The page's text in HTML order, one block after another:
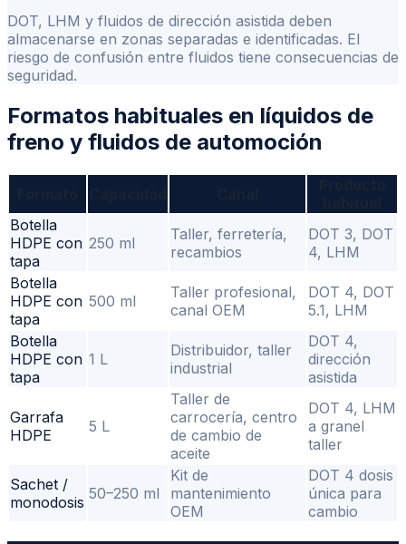
DOT, LHM y fluidos de dirección asistida deben
almacenarse en zonas separadas e identificadas. El
riesgo de confusión entre fluidos tiene consecuencias de
seguridad.
Formatos habituales en líquidos de
freno y fluidos de automoción
Botella
HDPE con
tapa
250 ml
Taller, ferretería,
recambios
DOT 3, DOT
4, LHM
Botella
HDPE con
tapa
500 ml
Taller profesional,
canal OEM
DOT 4, DOT
5.1, LHM
Botella
HDPE con
tapa
1 L
Distribuidor, taller
industrial
DOT 4,
dirección
asistida
Garrafa
HDPE
5 L
Taller de
carrocería, centro
de cambio de
aceite
DOT 4, LHM
a granel
taller
Sachet /
monodosis 50–250 ml
Kit de
mantenimiento
OEM
DOT 4 dosis
única para
cambio